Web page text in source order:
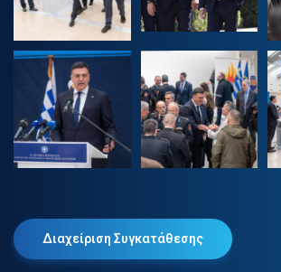
Διαχείριση Συγκατάθεσης